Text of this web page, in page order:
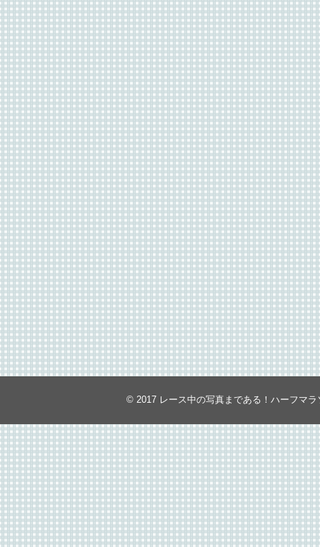
© 2017 レース中の写真まである！ハーフマ